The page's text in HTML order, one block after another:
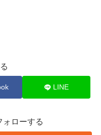
LINE
ォローする